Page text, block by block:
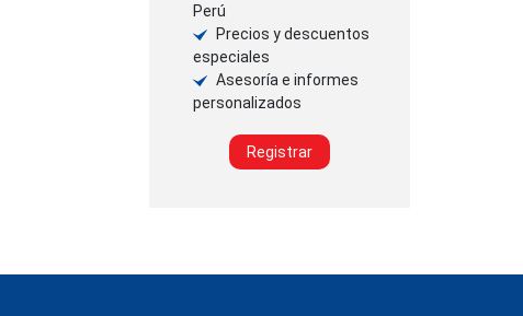
Perú
Precios y descuentos
especiales
Asesoría e informes
personalizados
Registrar